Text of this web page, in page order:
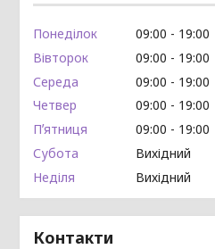
Понеділок 09:00
19:00
Вівторок
09:00
19:00
Середа
09:00
19:00
Четвер
09:00
19:00
Пʼятниця
09:00
19:00
Субота
Вихідний
Неділя
Вихідний
Контакти